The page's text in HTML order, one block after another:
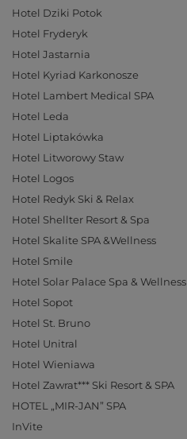
Hotel Dziki Potok
Hotel Fryderyk
Hotel Jastarnia
Hotel Kyriad Karkonosze
Hotel Lambert Medical SPA
Hotel Leda
Hotel Liptakówka
Hotel Litworowy Staw
Hotel Logos
Hotel Redyk Ski & Relax
Hotel Shellter Resort & Spa
Hotel Skalite SPA &Wellness
Hotel Smile
Hotel Solar Palace Spa & Wellness
Hotel Sopot
Hotel St. Bruno
Hotel Unitral
Hotel Wieniawa
Hotel Zawrat*** Ski Resort & SPA
HOTEL „MIR-JAN” SPA
InVite